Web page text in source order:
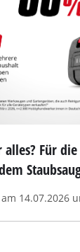
Für
14.07.2026